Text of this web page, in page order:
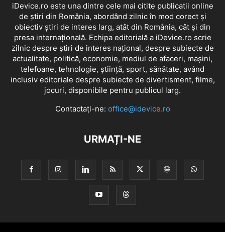
iDevice.ro este una dintre cele mai citite publicatii online
de știri din România, abordând zilnic în mod corect și
obiectiv știri de interes larg, atât din România, cât și din
presa internațională. Echipa editorială a iDevice.ro scrie
zilnic despre știri de interes național, despre subiecte de
actualitate, politică, economie, mediul de afaceri, mașini,
telefoane, tehnologie, știință, sport, sănătate, având
inclusiv editoriale despre subiecte de divertisment, filme,
jocuri, disponibile pentru publicul larg.
Contactați-ne: office@idevice.ro
URMAȚI-NE